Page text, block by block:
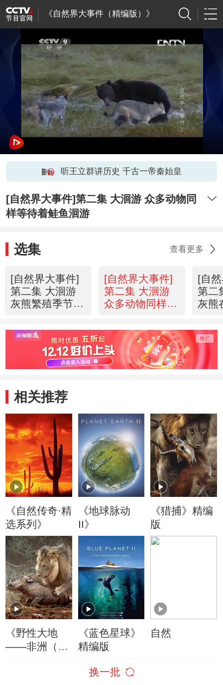
《自然界大事件（精编版）》
听王立群讲历史 千古一帝秦始皇
[自然界大事件]第二集 大洄游 众多动物同
样等待着鲑鱼洄游
选集 查看更多
[自然界大事件]
第二集 大洄游
灰熊繁殖季节来
[自然界大事件]
第二集 大洄游
众多动物同样等
[自
第二
灰熊
相关推荐
《自然传奇·精
选系列》
《地球脉动
II》
《猎捕》精编
版
《野性大地
——非洲（精
《蓝色星球》
精编版
自然
换一批